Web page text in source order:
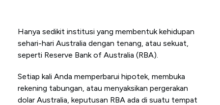
Hanya sedikit institusi yang membentuk kehidupan
sehari-hari Australia dengan tenang, atau sekuat,
seperti Reserve Bank of Australia (RBA).
Setiap kali Anda memperbarui hipotek, membuka
rekening tabungan, atau menyaksikan pergerakan
dolar Australia, keputusan RBA ada di suatu tempat